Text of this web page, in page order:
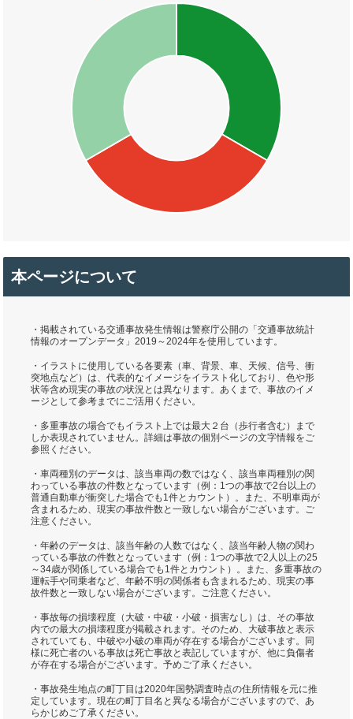
本ページについて
・掲載されている交通事故発生情報は警察庁公開の「交通事故統計
情報のオープンデータ」2019～2024年を使用しています。
・イラストに使用している各要素（車、背景、車、天候、信号、衝
突地点など）は、代表的なイメージをイラスト化しており、色や形
状等含め現実の事故の状況とは異なります。あくまで、事故のイメ
ージとして参考までにご活用ください。
・多重事故の場合でもイラスト上では最大２台（歩行者含む）まで
しか表現されていません。詳細は事故の個別ページの文字情報をご
参照ください。
・車両種別のデータは、該当車両の数ではなく、該当車両種別の関
わっている事故の件数となっています（例：1つの事故で2台以上の
普通自動車が衝突した場合でも1件とカウント）。また、不明車両が
含まれるため、現実の事故件数と一致しない場合がございます。ご
注意ください。
・年齢のデータは、該当年齢の人数ではなく、該当年齢人物の関わ
っている事故の件数となっています（例：1つの事故で2人以上の25
～34歳が関係している場合でも1件とカウント）。また、多重事故の
運転手や同乗者など、年齢不明の関係者も含まれるため、現実の事
故件数と一致しない場合がございます。ご注意ください。
・事故毎の損壊程度（大破・中破・小破・損害なし）は、その事故
内での最大の損壊程度が掲載されます。そのため、大破事故と表示
されていても、中破や小破の車両が存在する場合がございます。同
様に死亡者のいる事故は死亡事故と表記していますが、他に負傷者
が存在する場合がございます。予めご了承ください。
・事故発生地点の町丁目は2020年国勢調査時点の住所情報を元に推
定しています。現在の町丁目名と異なる場合がございますので、あ
らかじめご了承ください。